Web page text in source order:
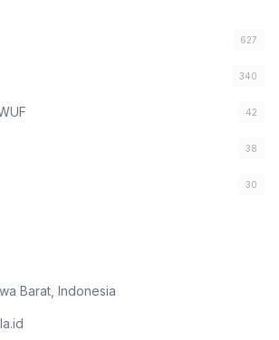
627
340
42
38
30
Barat, Indonesia